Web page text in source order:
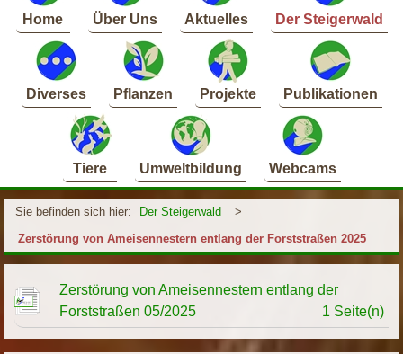
Home Über Uns Aktuelles Der Steigerwald
Diverses Pflanzen Projekte Publikationen
Tiere Umweltbildung Webcams
Sie befinden sich hier: Der Steigerwald
>
Zerstörung von Ameisennestern entlang der Forststraßen 2025
Zerstörung von Ameisennestern entlang der
Forststraßen 05/2025
1 Seite(n)